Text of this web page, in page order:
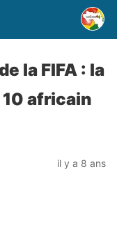
la FIFA : la
africain
il y a 8 ans